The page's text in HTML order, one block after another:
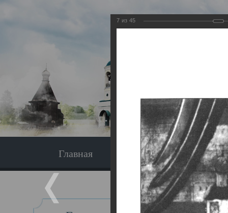
Главная Экскурсия
Главная
7 из 45